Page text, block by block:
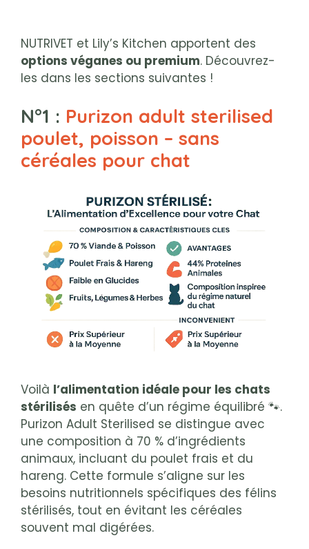
NUTRIVET et Lily’s Kitchen apportent des
options véganes ou premium. Découvrez-
les dans les sections suivantes !
N°1 : Purizon adult sterilised
poulet, poisson – sans
céréales pour chat
Voilà l’alimentation idéale pour les chats
stérilisés en quête d’un régime équilibré 🐾.
Purizon Adult Sterilised se distingue avec
une composition à 70 % d’ingrédients
animaux, incluant du poulet frais et du
hareng. Cette formule s’aligne sur les
besoins nutritionnels spécifiques des félins
stérilisés, tout en évitant les céréales
souvent mal digérées.